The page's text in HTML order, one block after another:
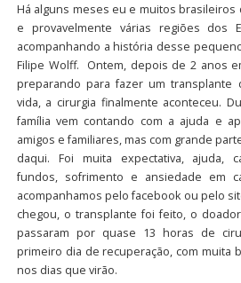
Há alguns meses eu e muitos brasileiros
e provavelmente várias regiões dos
acompanhando a história desse
Filipe Wolff. Ontem, depois de 2 anos
preparando para fazer um transplante
vida, a cirurgia finalmente aconteceu.
família vem contando com a ajuda e
amigos e familiares, mas com grande
daqui. Foi muita expectativa, ajuda,
fundos, sofrimento e ansiedade em
acompanhamos pelo facebook ou pelo
chegou, o transplante foi feito, o
passaram por quase 13 horas de
primeiro dia de recuperação, com muita
nos dias que virão.